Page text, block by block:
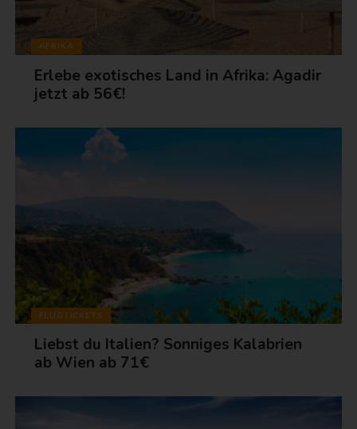
AFRIKA
Erlebe exotisches Land in Afrika: Agadir
jetzt ab 56€!
FLUGTICKETS
Liebst du Italien? Sonniges Kalabrien
ab Wien ab 71€